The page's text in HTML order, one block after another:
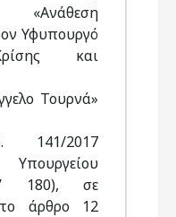
Υφυπουργό
και
Τουρνά»
2017
180), σε
άρθρο 12